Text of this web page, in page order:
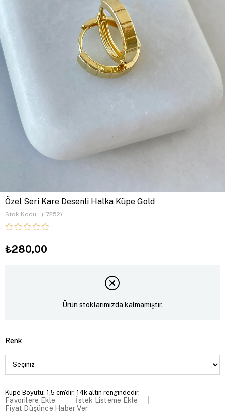
Özel Seri Kare Desenli Halka Küpe Gold
Stok Kodu (17252)
₺280,00
Ürün stoklarımızda kalmamıştır.
Renk
Küpe Boyutu: 1,5 cm'dir. 14k altın rengindedir.
Favorilere Ekle
İstek Listeme Ekle
Fiyat Düşünce Haber Ver